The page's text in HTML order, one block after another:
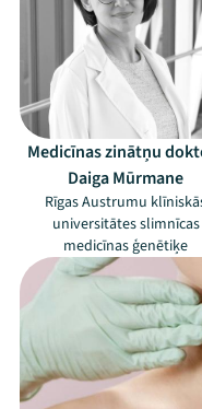
Viņi
Medicīnas zinātņu
Daiga Mūrmane
Rīgas Austrumu
universitātes slimnīcas
medicīnas ģenētiķe